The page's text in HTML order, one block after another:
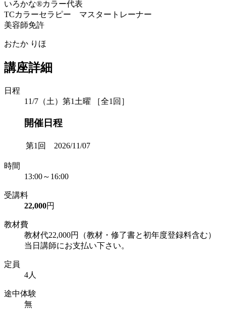
いろかな®カラー代表
TCカラーセラピー マスタートレーナー
美容師免許
おたか りほ
講座詳細
日程
11/7（土）第1土曜 ［全1回］
開催日程
第1回 2026/11/07
時間
13:00～16:00
受講料
22,000円
教材費
教材代22,000円（教材・修了書と初年度登録料含む）
当日講師にお支払い下さい。
定員
4人
途中体験
無